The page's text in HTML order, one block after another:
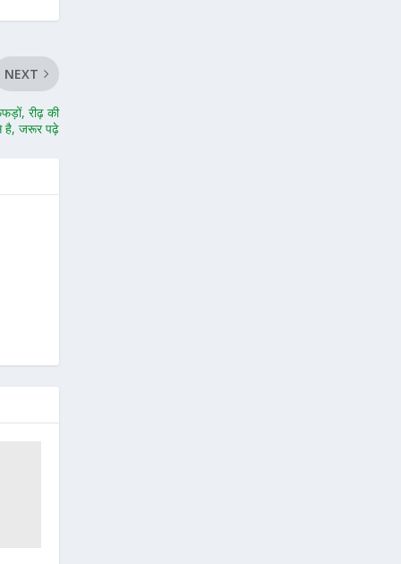
NEXT
रीढ़ की
है, जरूर पढ़े